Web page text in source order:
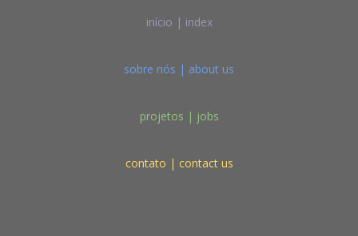
início | index
sobre nós | about us
projetos | jobs
contato | contact us